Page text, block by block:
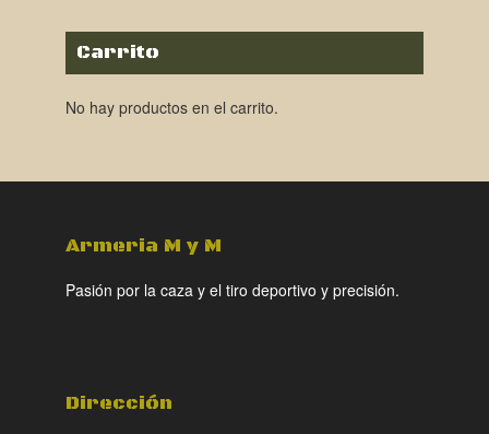
Carrito
No hay productos en el carrito.
Armeria M y M
Pasión por la caza y el tiro deportivo y precisión.
Dirección